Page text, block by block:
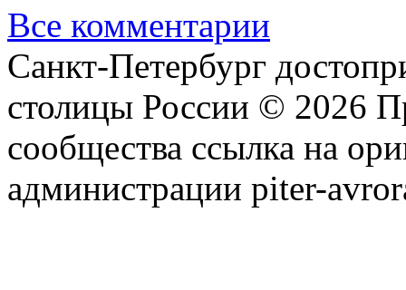
Все комментарии
Санкт-Петербург
столицы России © 2026
сообщества ссылка на
администрации piter-